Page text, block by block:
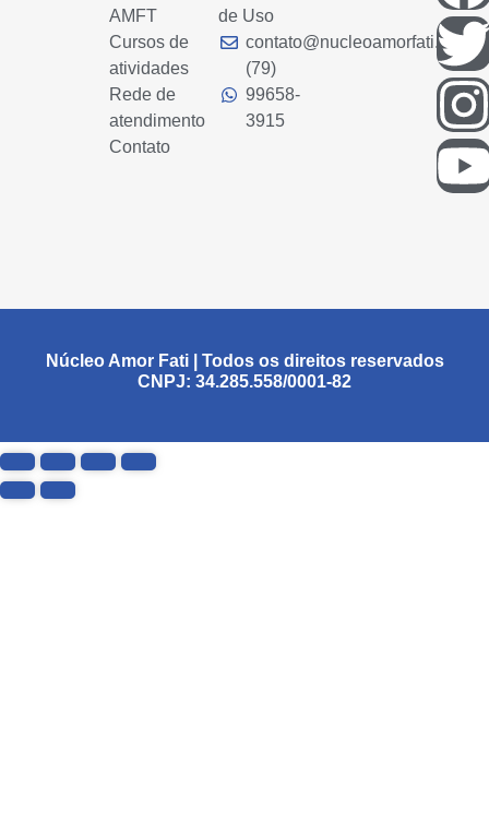
AMFT
Cursos de
atividades
Rede de
atendimento
Contato
de Uso
contato@nucleoamorfati.com
(79)
99658-
3915
Núcleo Amor Fati | Todos os direitos reservados
CNPJ: 34.285.558/0001-82